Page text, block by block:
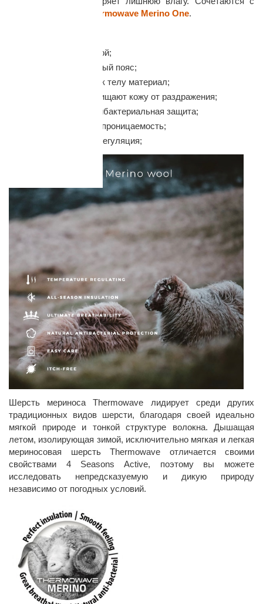
Thermowave Merino One.
Анатомический крой;
Широкий эластичный пояс;
Мягкий, приятный к телу материал;
Плоские швы защищают кожу от раздражения;
Естественная антибактериальная защита;
Отличная воздухопроницаемость;
Идеальная терморегуляция;
Шерсть мериноса Thermowave лидирует среди других
традиционных видов шерсти, благодаря своей идеально
мягкой природе и тонкой структуре волокна. Дышащая
летом, изолирующая зимой, исключительно мягкая и легкая
мериносовая шерсть Thermowave отличается своими
свойствами 4 Seasons Active, поэтому вы можете
исследовать непредсказуемую и дикую природу
независимо от погодных условий.